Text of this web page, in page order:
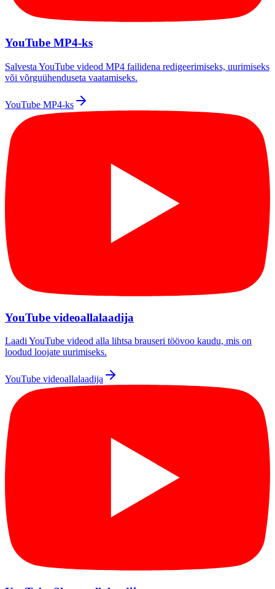
YouTube MP4-ks
Salvesta YouTube videod MP4 failidena redigeerimiseks, uurimiseks
või võrguühenduseta vaatamiseks.
YouTube MP4-ks
YouTube videoallalaadija
Laadi YouTube videod alla lihtsa brauseri töövoo kaudu, mis on
loodud loojate uurimiseks.
YouTube videoallalaadija